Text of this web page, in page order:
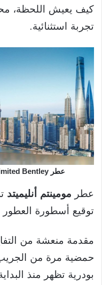
كيف يعيش اللحظة،
تجربة استثنائية.
عطر Momentum Unlimited Bentley من بنتلي
عطر مومينتم أنليميتد
توقيع أسطورة العطور
مقدمة منعشة من
حمضية مرة من
بودرية تظهر منذ